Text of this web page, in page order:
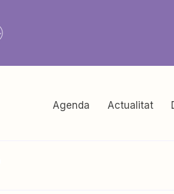
Agenda Actualitat